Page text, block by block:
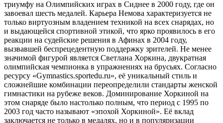
триумфу на Олимпийских играх в Сиднее в 2000 году, где он
завоевал шесть медалей. Карьера Немова характеризуется не
только виртуозным владением техникой на всех снарядах, но
и выдающейся спортивной этикой, что ярко проявилось в его
реакции на судейские решения в Афинах в 2004 году,
вызвавшей беспрецедентную поддержку зрителей. Не менее
значимой фигурой является Светлана Хоркина, двукратная
олимпийская чемпионка в упражнениях на брусьях. Согласно
ресурсу «Gymnastics.sportedu.ru», её уникальный стиль и
сложнейшие комбинации переопределили стандарты женской
гимнастики на рубеже веков. Доминирование Хоркиной на
этом снаряде было настолько полным, что период с 1995 по
2003 год часто называют «эпохой Хоркиной». Её вклад
заключается не только в медалях, но и в популяризации